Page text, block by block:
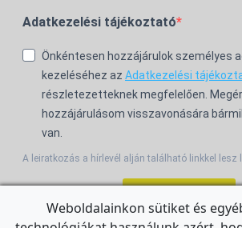
Adatkezelési tájékoztató
Önkéntesen hozzájárulok személyes
kezeléséhez az Adatkezelési
részletezetteknek megfelelően.
hozzájárulásom visszavonására
van.
A leiratkozás a hírlevél alján található linkkel lesz
Weboldalainkon sütiket és